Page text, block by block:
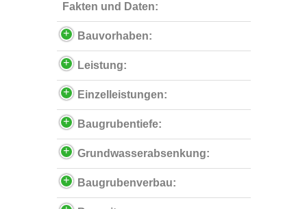
Fakten und Daten:
Bauvorhaben:
Leistung:
Einzelleistungen:
Baugrubentiefe:
Grundwasserabsenkung:
Baugrubenverbau: